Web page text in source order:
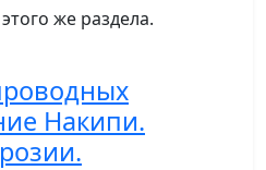
же раздела.
Накипи.